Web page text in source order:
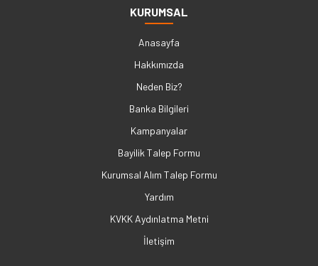
KURUMSAL
Anasayfa
Hakkımızda
Neden Biz?
Banka Bilgileri
Kampanyalar
Bayilik Talep Formu
Kurumsal Alım Talep Formu
Yardım
KVKK Aydınlatma Metni
İletişim